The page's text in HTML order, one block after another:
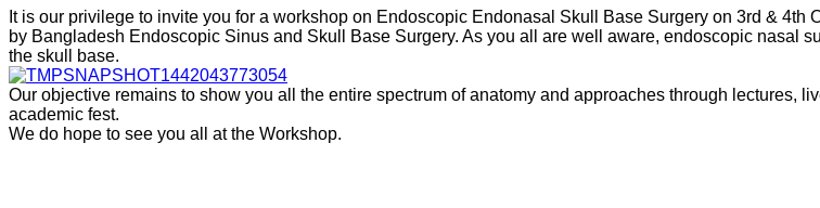
It is our privilege to invite you for a workshop on Endoscopic Endonasal Skull Base Surgery on 3rd &
by Bangladesh Endoscopic Sinus and Skull Base Surgery. As you all are well aware, endoscopic nasal
the skull base.
Our objective remains to show you all the entire spectrum of anatomy and approaches through lectures,
academic fest.
We do hope to see you all at the Workshop.